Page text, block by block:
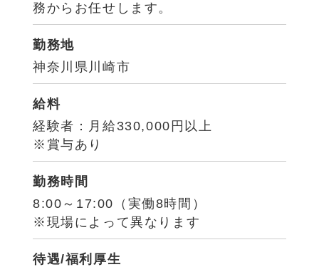
務からお任せします。
勤務地
神奈川県川崎市
給料
経験者：月給330,000円以上
※賞与あり
勤務時間
8:00～17:00（実働8時間）
※現場によって異なります
待遇/福利厚生